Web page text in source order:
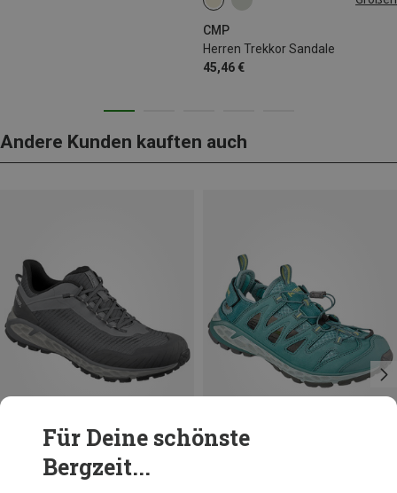
CMP
Herren Trekkor Sandale
45,46 €
Andere Kunden kauften auch
Für Deine schönste
Bergzeit...